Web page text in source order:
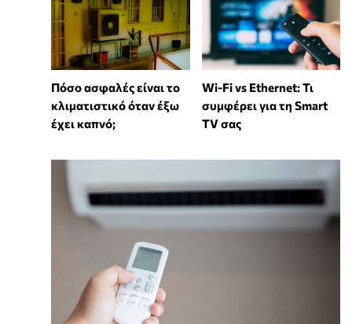
Πόσο ασφαλές είναι το
κλιματιστικό όταν έξω
έχει καπνό;
Wi-Fi vs Ethernet: Τι
συμφέρει για τη Smart
TV σας